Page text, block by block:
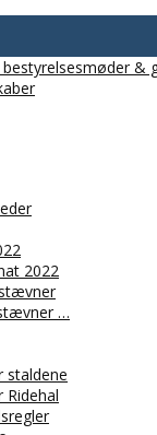
bestyrelsesmøder &
2022
…
staldene
Ridehal